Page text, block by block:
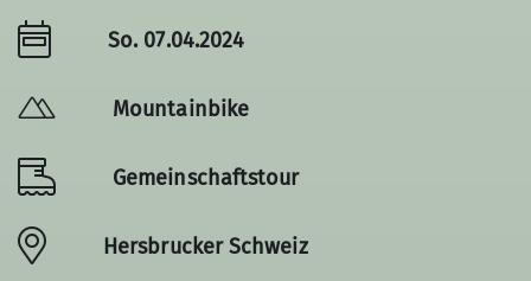
So. 07.04.2024
Mountainbike
Gemeinschaftstour
Hersbrucker Schweiz